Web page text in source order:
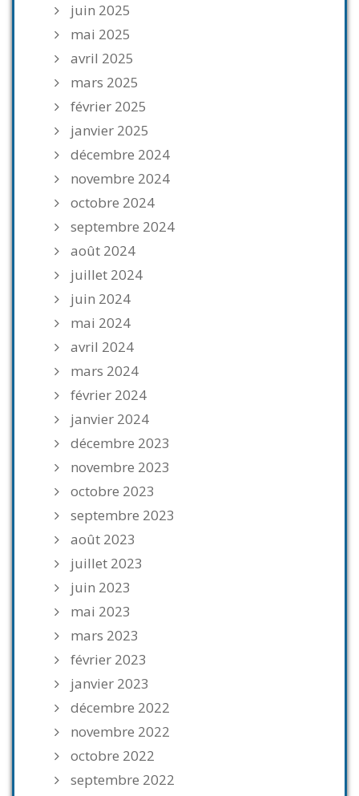
juin 2025
mai 2025
avril 2025
mars 2025
février 2025
janvier 2025
décembre 2024
novembre 2024
octobre 2024
septembre 2024
août 2024
juillet 2024
juin 2024
mai 2024
avril 2024
mars 2024
février 2024
janvier 2024
décembre 2023
novembre 2023
octobre 2023
septembre 2023
août 2023
juillet 2023
juin 2023
mai 2023
mars 2023
février 2023
janvier 2023
décembre 2022
novembre 2022
octobre 2022
septembre 2022